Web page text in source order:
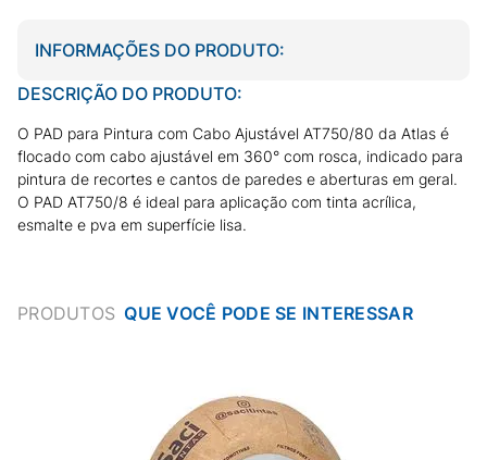
INFORMAÇÕES DO PRODUTO:
DESCRIÇÃO DO PRODUTO:
O PAD para Pintura com Cabo Ajustável AT750/80 da Atlas é
flocado com cabo ajustável em 360° com rosca, indicado para
pintura de recortes e cantos de paredes e aberturas em geral.
O PAD AT750/8 é ideal para aplicação com tinta acrílica,
esmalte e pva em superfície lisa.
PRODUTOS